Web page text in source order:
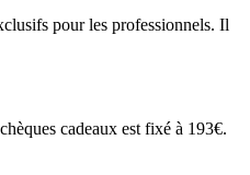
pour les professionnels. Il
cadeaux est fixé à 193€.